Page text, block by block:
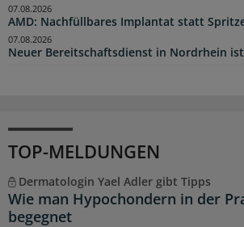
AMD: Nachfüllbares Implantat statt
07.08.2026
Neuer Bereitschaftsdienst in Nordrhein
07.08.2026
TOP-MELDUNGEN
Dermatologin Yael Adler gibt Tipps
Wie man Hypochondern in der
begegnet